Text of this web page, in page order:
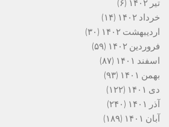
تیر ۱۴۰۲
(۶)
خرداد ۱۴۰۲
(۱۴)
اردیبهشت ۱۴۰۲
(۳۰)
فروردین ۱۴۰۲
(۵۹)
اسفند ۱۴۰۱
(۸۷)
بهمن ۱۴۰۱
(۹۳)
دی ۱۴۰۱
(۱۲۲)
آذر ۱۴۰۱
(۲۴۰)
آبان ۱۴۰۱
(۱۸۹)